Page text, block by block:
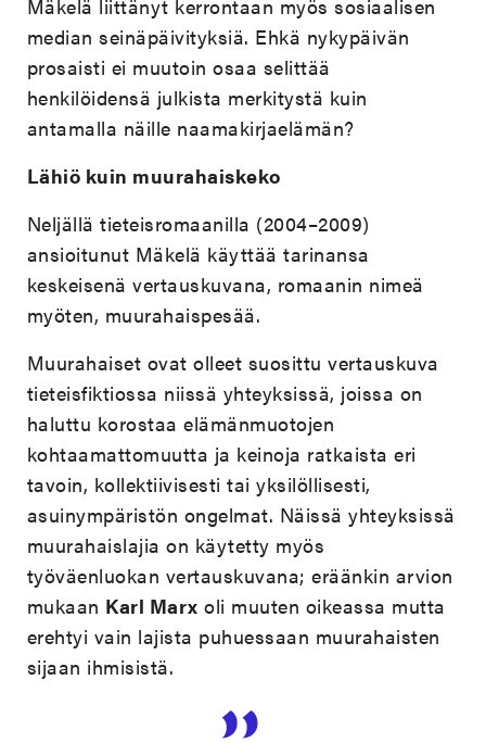
Mäkelä liittänyt kerrontaan myös sosiaalisen
median seinäpäivityksiä. Ehkä nykypäivän
prosaisti ei muutoin osaa selittää
henkilöidensä julkista merkitystä kuin
antamalla näille naamakirjaelämän?
Lähiö kuin muurahaiskeko
Neljällä tieteisromaanilla (2004–2009)
ansioitunut Mäkelä käyttää tarinansa
keskeisenä vertauskuvana, romaanin nimeä
myöten, muurahaispesää.
Muurahaiset ovat olleet suosittu vertauskuva
tieteisfiktiossa niissä yhteyksissä, joissa on
haluttu korostaa elämänmuotojen
kohtaamattomuutta ja keinoja ratkaista eri
tavoin, kollektiivisesti tai yksilöllisesti,
asuinympäristön ongelmat. Näissä yhteyksissä
muurahaislajia on käytetty myös
työväenluokan vertauskuvana; eräänkin arvion
mukaan Karl Marx oli muuten oikeassa mutta
erehtyi vain lajista puhuessaan muurahaisten
sijaan ihmisistä.